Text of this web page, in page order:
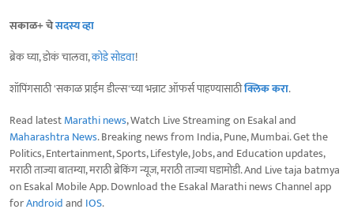
सकाळ+ चेसदस्य व्हा
ब्रेक घ्या, डोकं चालवा,कोडे सोडवा!
शॉपिंगसाठी 'सकाळ प्राईम डील्स'च्या भन्नाट ऑफर्स पाहण्यासाठीक्लिक करा.
Read latestMarathi news, Watch Live Streaming on Esakal and
Maharashtra News. Breaking news from India, Pune, Mumbai. Get the
Politics, Entertainment, Sports, Lifestyle, Jobs, and Education updates,
मराठी ताज्या बातम्या, मराठी ब्रेकिंग न्यूज, मराठी ताज्या घडामोडी. And Live taja batmya
on Esakal Mobile App. Download the Esakal Marathi news Channel app
forAndroidand IOS.